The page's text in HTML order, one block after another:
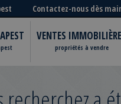
Contactez-nous dès
VENTES
propriétés à vendre